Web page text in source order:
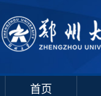
首页